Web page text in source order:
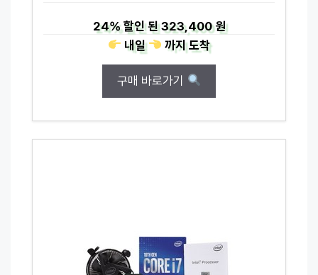
24%할인 된323,400 원
내일
까지도착
구매 바로가기